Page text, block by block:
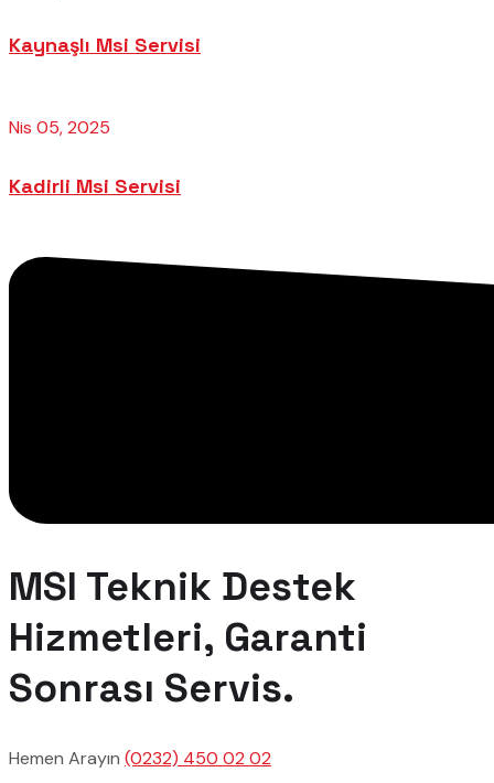
Kaynaşlı Msi Servisi
Nis 05, 2025
Kadirli Msi Servisi
MSI Teknik Destek
Hizmetleri, Garanti
Sonrası Servis.
Hemen Arayın (0232) 450 02 02